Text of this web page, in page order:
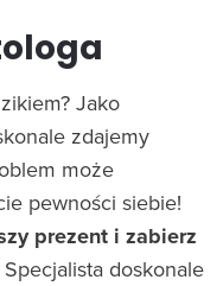
Jako
zdajemy
może
pewności siebie!
prezent i zabierz
Specjalista doskonale